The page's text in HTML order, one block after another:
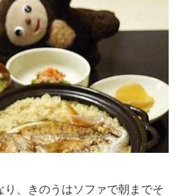
り、きのうはソファで朝までそ